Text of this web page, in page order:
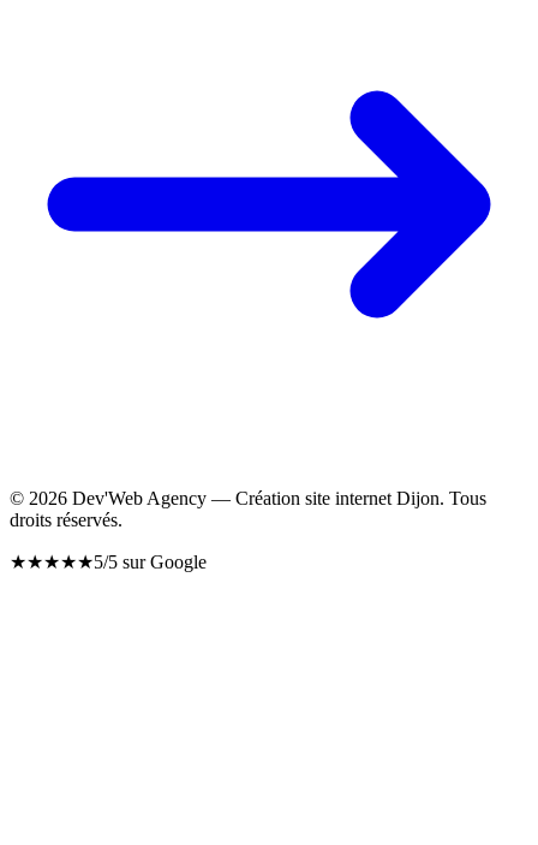
© 2026 Dev'Web Agency — Création site internet Dijon. Tous
droits réservés.
★★★★★5/5 sur Google